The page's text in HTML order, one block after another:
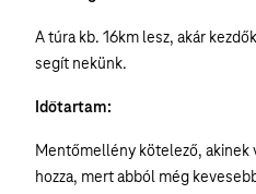
A túra kb. 16km lesz, akár
segít nekünk.
Időtartam:
Mentőmellény kötelező, akinek
hozza, mert abból még